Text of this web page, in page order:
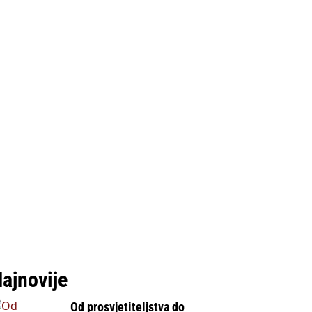
Od prosvjetiteljstva do